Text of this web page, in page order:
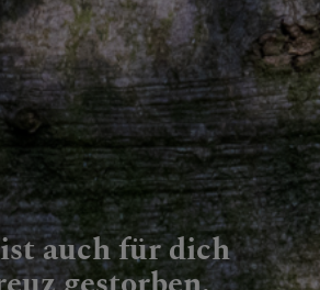
auch für dich